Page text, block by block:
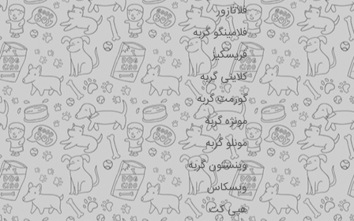
فلاتازور
فلامینگو گربه
فریسکیز
کلاینی گربه
گورمت گربه
مونژه گربه
مونلو گربه
وینستون گربه
ویسکاس
هپی کت